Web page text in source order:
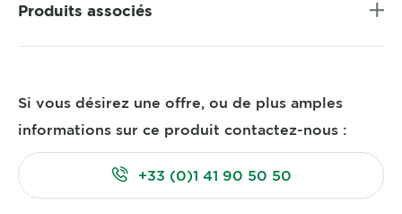
Produits associés
Si vous désirez une offre, ou de plus amples
informations sur ce produit contactez-nous :
+33 (0)1 41 90 50 50